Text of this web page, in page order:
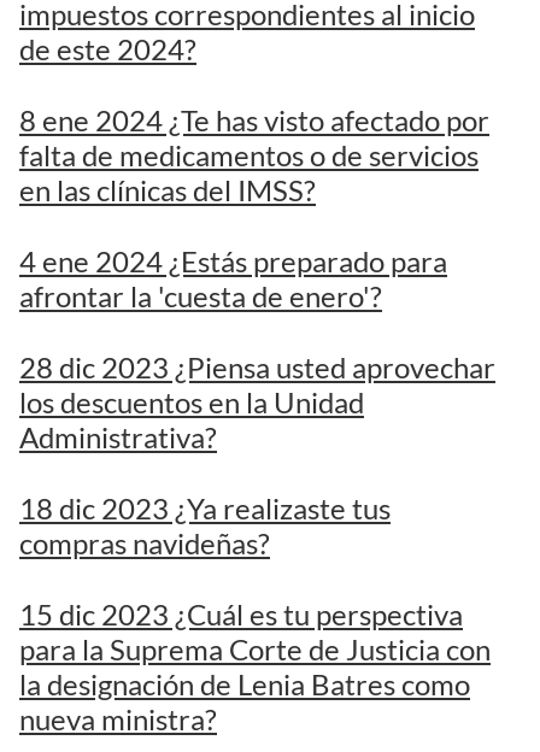
impuestos correspondientes al inicio
de este 2024?
8 ene 2024 ¿Te has visto afectado por
falta de medicamentos o de servicios
en las clínicas del IMSS?
4 ene 2024 ¿Estás preparado para
afrontar la 'cuesta de enero'?
28 dic 2023 ¿Piensa usted aprovechar
los descuentos en la Unidad
Administrativa?
18 dic 2023 ¿Ya realizaste tus
compras navideñas?
15 dic 2023 ¿Cuál es tu perspectiva
para la Suprema Corte de Justicia con
la designación de Lenia Batres como
nueva ministra?